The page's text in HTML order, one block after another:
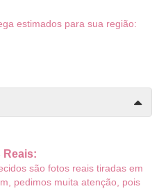
estimados para sua região:
Reais:
são fotos reais tiradas em
pedimos muita atenção, pois